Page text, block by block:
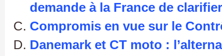
demande à la France de
Compromis en vue sur le
Danemark et CT moto :